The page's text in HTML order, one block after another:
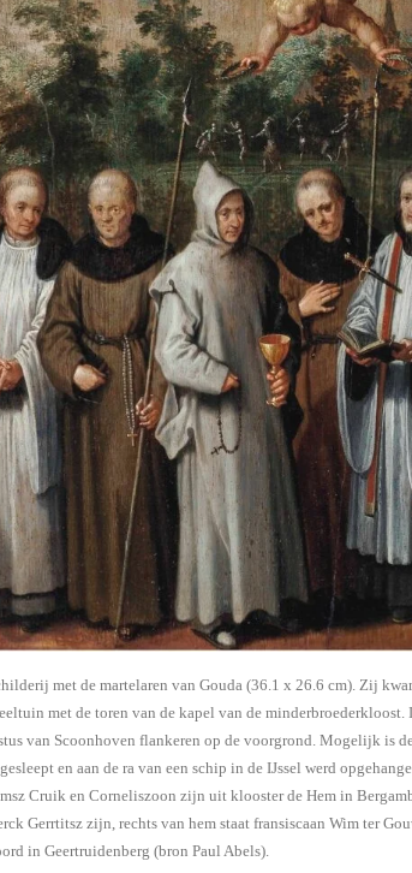
met de martelaren van Gouda (36.1 x 26.6 cm). Zij
met de toren van de kapel van de
van Scoonhoven flankeren op de voorgrond. Mogelijk is
en aan de ra van een schip in de IJssel werd
Cruik en Corneliszoon zijn uit klooster de Hem in
Gerrtitsz zijn, rechts van hem staat fransiscaan Wim ter
in Geertruidenberg (bron Paul Abels).